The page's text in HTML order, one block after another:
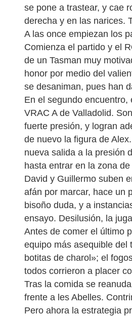
se pone a trastear, y cae
derecha y en las narices.
A las once empiezan los
Comienza el partido y el
de un Tasman muy
honor por medio del
se desaniman, pues han
En el segundo
VRAC A de Valladolid.
fuerte presión, y logran
de nuevo la figura de
nueva salida a la presión
hasta entrar en la zona
David y Guillermo suben
afán por marcar, hace un
bisoño duda, y a
ensayo. Desilusión, la
Antes de comer el último
equipo más asequible del
botitas de charol»; el
todos corrieron a placer
Tras la comida se
frente a les Abelles.
Pero ahora la estrategia